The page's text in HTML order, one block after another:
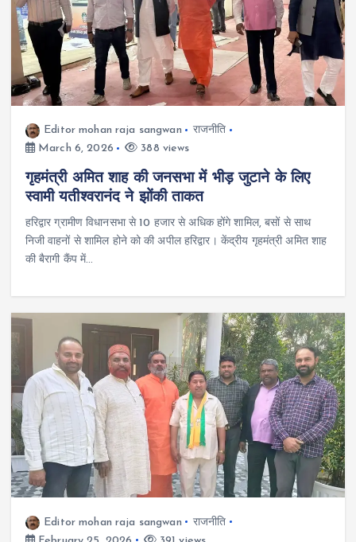
Editor mohan raja sangwan
राजनीति
March 6, 2026
388 views
गृहमंत्री अमित शाह की जनसभा में भीड़ जुटाने के लिए
स्वामी यतीश्वरानंद ने झोंकी ताकत
हरिद्वार ग्रामीण विधानसभा से 10 हजार से अधिक होंगे शामिल, बसों से साथ
निजी वाहनों से शामिल होने को की अपील हरिद्वार। केंद्रीय गृहमंत्री अमित शाह
की बैरागी कैंप में…
Editor mohan raja sangwan
राजनीति